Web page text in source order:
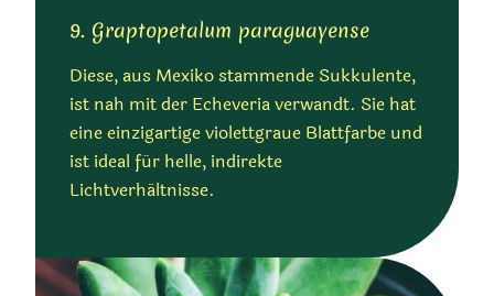
9. Graptopetalum paraguayense
Diese, aus Mexiko stammende Sukkulente,
ist nah mit der Echeveria verwandt. Sie hat
eine einzigartige violettgraue Blattfarbe und
ist ideal für helle, indirekte
Lichtverhältnisse.